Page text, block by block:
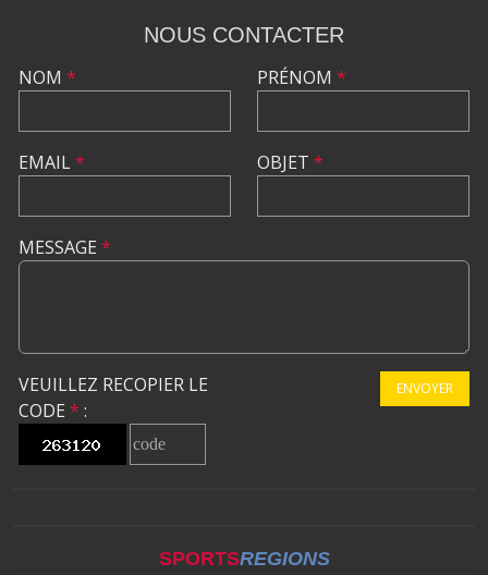
NOUS CONTACTER
NOM *
EMAIL*
PRÉNOM *
OBJET *
MESSAGE *
VEUILLEZ RECOPIER LE
CODE * :
ENVOYER
SPORTSREGIONS